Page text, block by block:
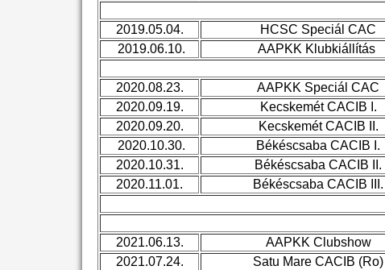
2019.05.04.
HCSC Speciál CAC
2019.06.10.
AAPKK Klubkiállítás
2020.08.23.
AAPKK Speciál CAC
2020.09.19.
Kecskemét CACIB I.
2020.09.20.
Kecskemét CACIB II.
2020.10.30.
Békéscsaba CACIB I.
2020.10.31.
Békéscsaba CACIB II.
2020.11.01.
Békéscsaba CACIB III.
2021.06.13.
AAPKK Clubshow
2021.07.24.
Satu Mare CACIB (Ro)